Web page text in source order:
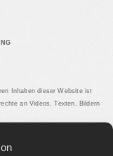
Inhalten dieser Website ist
an Videos, Texten, Bildern